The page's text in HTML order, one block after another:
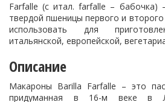
Farfalle (с итал. farfalle – бабочка)
твердой пшеницы первого и
использовать для
итальянской, европейской,
Описание
Макароны Barilla Farfalle – это
придуманная в 16-м веке в